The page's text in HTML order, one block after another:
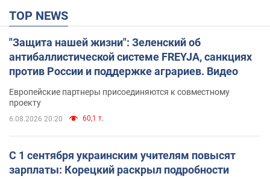
TOP NEWS
"Защита нашей жизни": Зеленский об
антибаллистической системе FREYJA, санкциях
против России и поддержке аграриев. Видео
Европейские партнеры присоединяются к совместному
проекту
6.08.2026 20:20 60,1 т.
С 1 сентября украинским учителям повысят
зарплаты: Корецкий раскрыл подробности